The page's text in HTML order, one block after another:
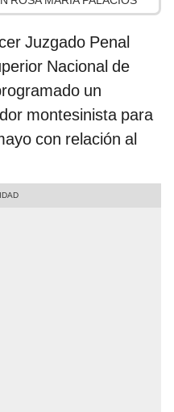
Juzgado Penal
Nacional de
un
montesinista para
con relación al